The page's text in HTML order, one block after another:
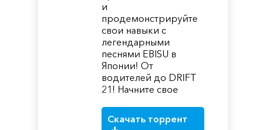
и
продемонстрируйте
свои навыки с
легендарными
песнями EBISU в
Японии! От
водителей до DRIFT
21! Начните свое
Скачать торрент